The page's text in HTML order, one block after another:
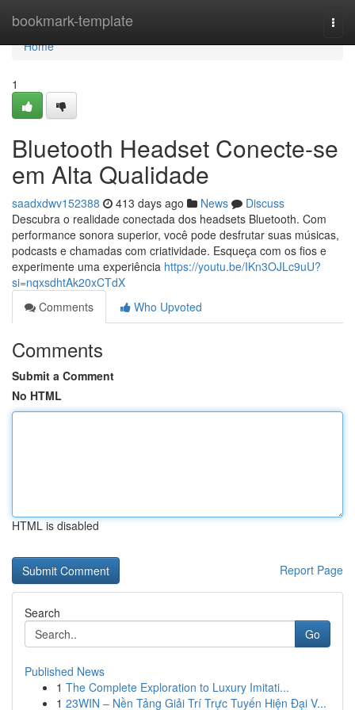
bookmark-template
Home
Home
1
Bluetooth Headset Conecte-se
em Alta Qualidade
saadxdwv152388 413 days ago News
Discuss
Descubra o realidade conectada dos headsets Bluetooth. Com
performance sonora superior, você pode desfrutar suas músicas,
podcasts e chamadas com criatividade. Esqueça com os fios e
experimente uma experiência https://youtu.be/IKn3OJLc9uU?
si=nqxsdhtAk20xCTdX
Comments
Who Upvoted
Comments
Submit a Comment
No HTML
HTML is disabled
Report Page
Search
Go
Published News
1 The Complete Exploration to Luxury Imitati...
1 23WIN – Nền Tảng Giải Trí Trực Tuyến Hiện Đại V...